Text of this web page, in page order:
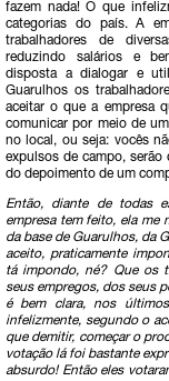
fazem nada! O que
categorias do país. A
trabalhadores de
reduzindo salários e
disposta a dialogar e
Guarulhos os
aceitar o que a empresa
comunicar por meio de
no local, ou seja: vocês
expulsos de campo,
do depoimento de um
Então, diante de todas
empresa tem feito, ela me
da base de Guarulhos, da
aceito, praticamente
tá impondo, né? Que os
seus empregos, dos seus
é bem clara, nos
infelizmente, segundo o
que demitir, começar o
votação lá foi bastante
absurdo! Então eles